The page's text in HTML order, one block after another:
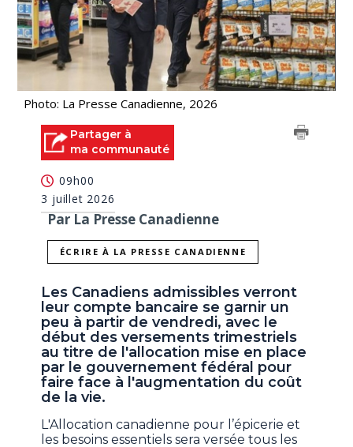
Photo: La Presse Canadienne, 2026
Partager à
ma communauté
09h00
3 juillet 2026
Par La Presse Canadienne
ÉCRIRE À LA PRESSE CANADIENNE
Les Canadiens admissibles verront
leur compte bancaire se garnir un
peu à partir de vendredi, avec le
début des versements trimestriels
au titre de l'allocation mise en place
par le gouvernement fédéral pour
faire face à l'augmentation du coût
de la vie.
L'Allocation canadienne pour l’épicerie et
les besoins essentiels sera versée tous les